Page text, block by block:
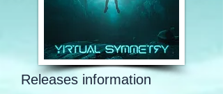
Releases information